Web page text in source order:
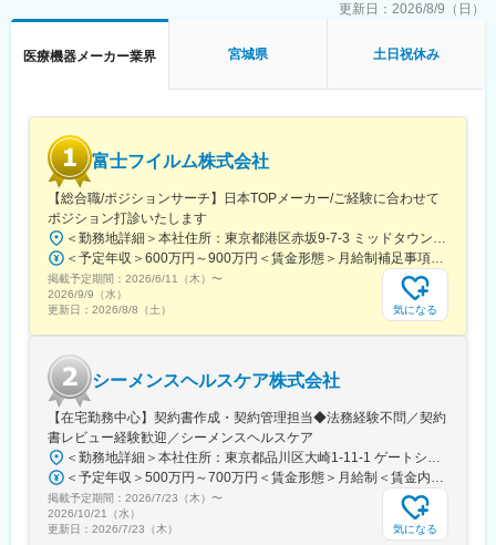
年齢、性別、国籍などに関係なく、新たなチャレンジができる社
ル、スキルアップなどの幅広く学びを支援するためのGEヘルスケ
習などによるリーダーシップの開発にも力を入れています。
■福利厚生について：
会社が独自に提供する福利厚生として、レジャー、宿泊施設、フ
ィットネスクラブ等の割安利用が可能となる福利厚生サービス、
団体保険制度、無料で各種カウンセリングを受けられるサービス
などがあります。
変更の範囲：会社の定める業務
更新日： 2026/8/9（日）
医療機器メーカー業界 宮城県 土日祝休み
富士フイルム株式会社
【総合職/ポジションサーチ】日本TOPメーカー/ご経験に合わせて
ポジション打診いたします
＜勤務地詳細＞本社住所：東京都港区赤坂9-7-3 ミッドタウン・ウェスト勤務地最寄駅：東京メトロ日比谷線／都営大江戸線／六本木駅受動喫煙対策：敷地内全面禁煙
＜予定年収＞600万円～900万円＜賃金形態＞月給制補足事項なし＜賃金内訳＞月額（基本給）：300,000円～500,000円＜月給＞300,000円～500,000円＜昇給有無＞有＜残業手当＞有賃金はあくまでも目安の金額であり、選考を通じて上下する可能性があります。月給(月額)は固定手当を含めた表記です。
掲載予定期間： 2026/6/11（木） 〜
2026/9/9（水）
更新日： 2026/8/8（土） 気になる
シーメンスヘルスケア株式会社
【在宅勤務中心】契約書作成・契約管理担当◆法務経験不問／契約
書レビュー経験歓迎／シーメンスヘルスケア
＜勤務地詳細＞本社住所：東京都品川区大崎1-11-1 ゲートシティ大崎ウエストタワー勤務地最寄駅：JR線／大崎駅受動喫煙対策：屋内全面禁煙変更の範囲：会社の定める事業所（リモートワーク含む）
＜予定年収＞500万円～700万円＜賃金形態＞月給制＜賃金内訳＞月額（基本給）：250,000円～500,000円＜月給＞250,000円～500,000円＜昇給有無＞有＜残業手当＞有＜給与補足＞※給与詳細は経験・能力・前職給与等を踏まえて決定致します。■昇給：年1回（10月）■賞与：年2回（6月・12月）賃金はあくまでも目安の金額であり、選考を通じて上下する可能性があります。月給(月額)は固定手当を含めた表記です。
掲載予定期間： 2026/7/23（木） 〜
2026/10/21（水）
更新日： 2026/7/23（木） 気になる